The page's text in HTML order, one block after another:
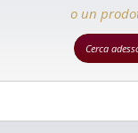
o un
Cerca